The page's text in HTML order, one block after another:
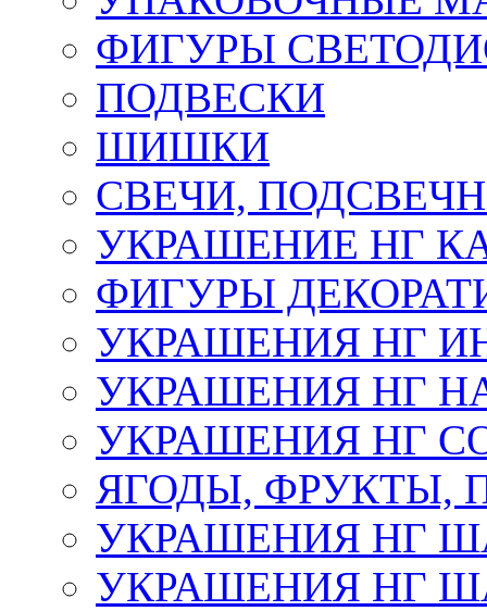
ФИГУРЫ
ПОДВЕСКИ
ШИШКИ
СВЕЧИ,
УКРАШЕНИЕ НГ
ФИГУРЫ
УКРАШЕНИЯ НГ
УКРАШЕНИЯ НГ
УКРАШЕНИЯ НГ
ЯГОДЫ, ФРУКТЫ,
УКРАШЕНИЯ НГ
УКРАШЕНИЯ НГ